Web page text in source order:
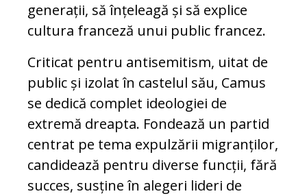
generații, să înțeleagă și să explice
cultura franceză unui public francez.
Criticat pentru antisemitism, uitat de
public și izolat în castelul său, Camus
se dedică complet ideologiei de
extremă dreapta. Fondează un partid
centrat pe tema expulzării migranților,
candidează pentru diverse funcții, fără
succes, susține în alegeri lideri de